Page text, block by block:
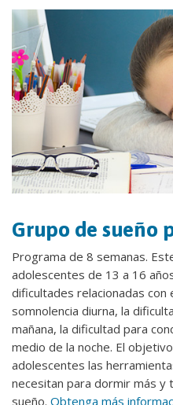
Grupo de sueño
Programa de 8 semanas.
adolescentes de 13 a 16
dificultades relacionadas con
somnolencia diurna, la
mañana, la dificultad para
medio de la noche. El
adolescentes las
necesitan para dormir más y
sueño. Obtenga más